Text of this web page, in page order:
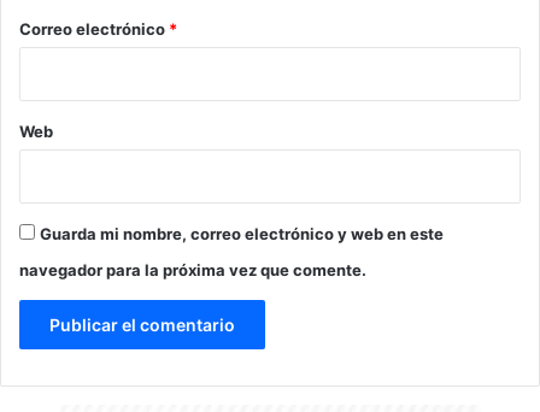
*
Correo electrónico *
Web
Guarda mi nombre, correo electrónico y web en este
navegador para la próxima vez que comente.